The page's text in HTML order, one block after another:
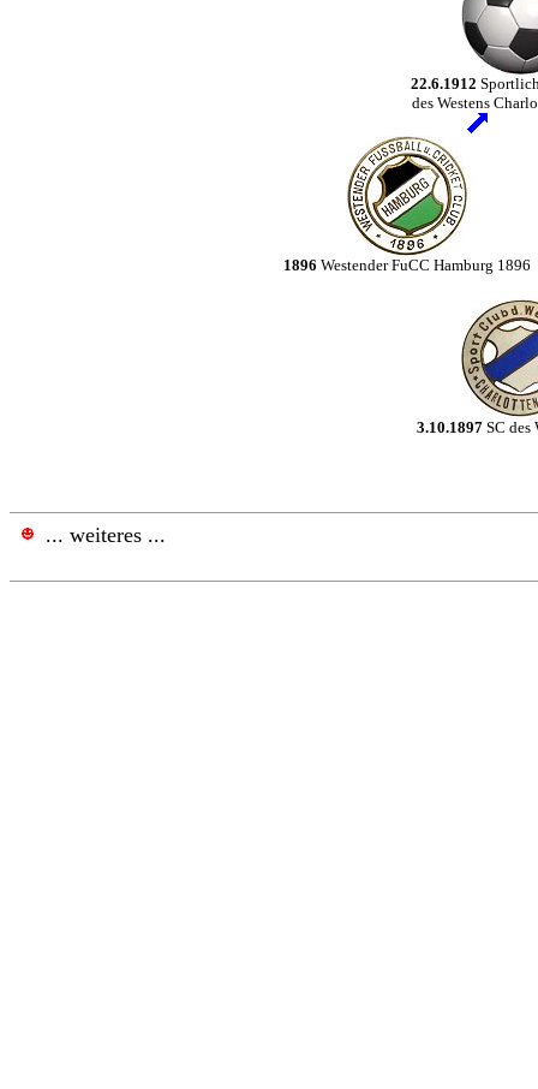
22.6.1912
des Westens
1896 Westender FuCC Hamburg 1896
3.10.1897 SC des
... weiteres ...